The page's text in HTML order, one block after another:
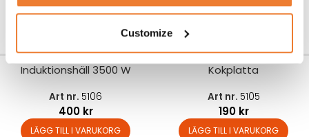
Customize
Induktionshäll 3500 W
Art nr. 5106
400 kr
LÄGG TILL I VARUKORG
Kokplatta
Art nr. 5105
190 kr
LÄGG TILL I VARUKORG